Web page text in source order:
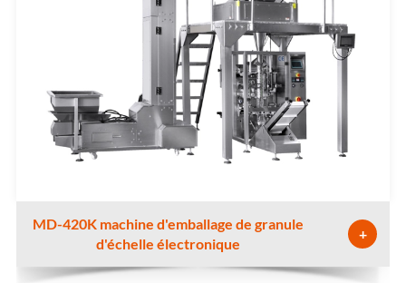
MD-420K machine d'emballage de granule
d'échelle électronique
+